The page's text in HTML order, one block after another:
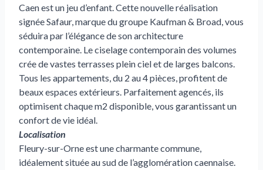
Caen est un jeu d’enfant. Cette nouvelle réalisation
signée Safaur, marque du groupe Kaufman & Broad, vous
séduira par l’élégance de son architecture
contemporaine. Le ciselage contemporain des volumes
crée de vastes terrasses plein ciel et de larges balcons.
Tous les appartements, du 2 au 4 pièces, profitent de
beaux espaces extérieurs. Parfaitement agencés, ils
optimisent chaque m2 disponible, vous garantissant un
confort de vie idéal.
Localisation
Fleury-sur-Orne est une charmante commune,
idéalement située au sud de l’agglomération caennaise.